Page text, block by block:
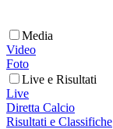
Media
Video
Foto
Live e Risultati
Live
Diretta Calcio
Risultati e Classifiche